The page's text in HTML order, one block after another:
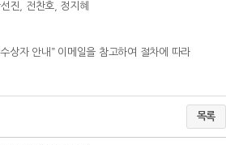
진, 전찬호, 정지혜
상자 안내” 이메일을 참고하여 절차에 따라
목록